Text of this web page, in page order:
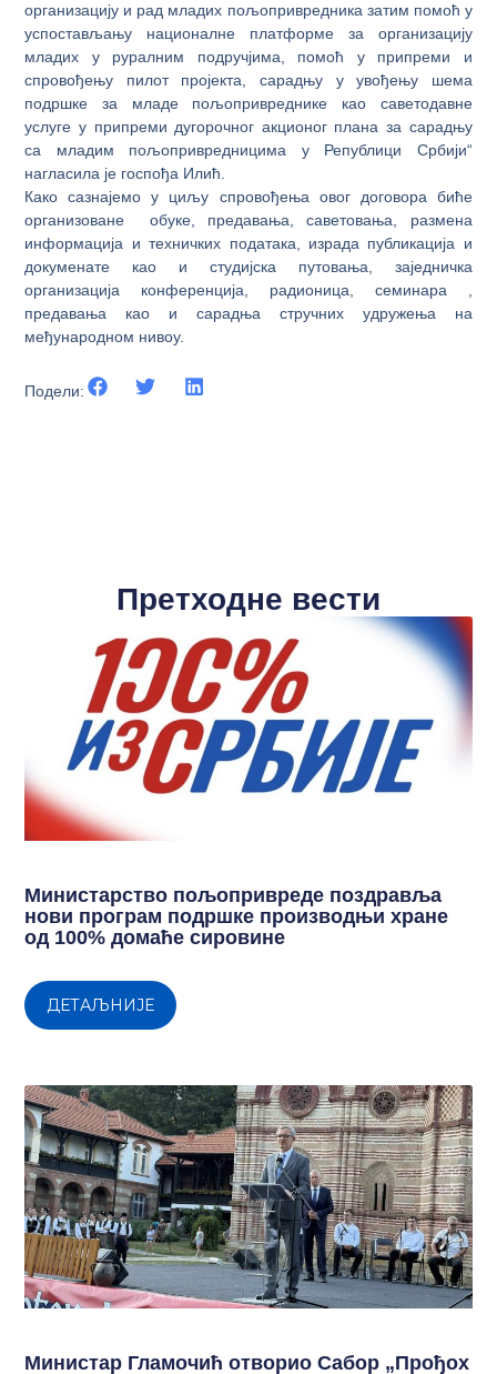
организацију и рад младих пољопривредника затим помоћ у
успостављању националне платформе за организацију
младих у руралним подручјима, помоћ у припреми и
спровођењу пилот пројекта, сарадњу у увођењу шема
подршке за младе пољопривреднике као саветодавне
услуге у припреми дугорочног акционог плана за сарадњу
са младим пољопривредницима у Републици Србији“
нагласила је госпођа Илић.
Како сазнајемо у циљу спровођења овог договора биће
организоване обуке, предавања, саветовања, размена
информација и техничких података, израда публикација и
докуменате као и студијска путовања, заједничка
организација конференција, радионица, семинара ,
предавања као и сарадња стручних удружења на
међународном нивоу.
Подели:
Претходне вести
Министарство пољопривреде поздравља
нови програм подршке производњи хране
од 100% домаће сировине
ДЕТАЉНИЈЕ
Министар Гламочић отворио Сабор „Прођох